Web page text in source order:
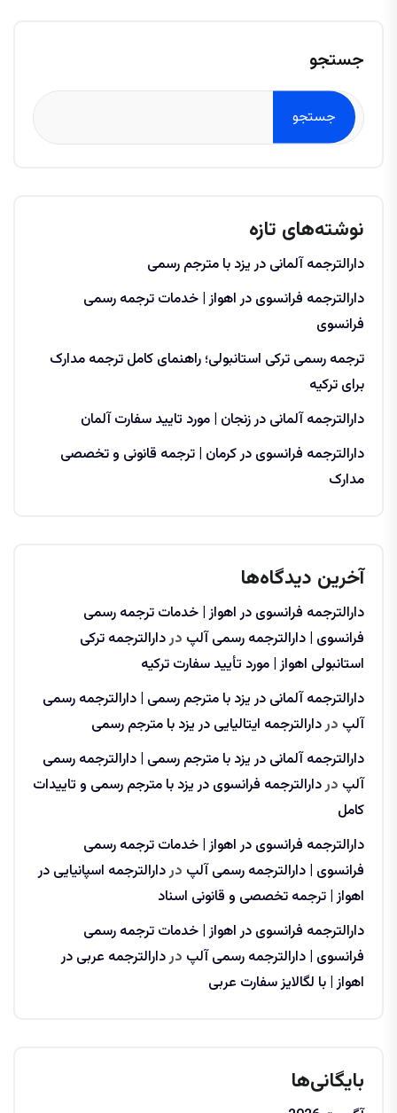
جستجو
جستجو
نوشته‌های تازه
دارالترجمه آلمانی در یزد با مترجم رسمی
دارالترجمه فرانسوی در اهواز | خدمات ترجمه رسمی
فرانسوی
ترجمه رسمی ترکی استانبولی؛ راهنمای کامل ترجمه مدارک
برای ترکیه
دارالترجمه آلمانی در زنجان | مورد تایید سفارت آلمان
دارالترجمه فرانسوی در کرمان | ترجمه قانونی و تخصصی
مدارک
آخرین دیدگاه‌ها
دارالترجمه فرانسوی در اهواز | خدمات ترجمه رسمی
فرانسوی | دارالترجمه رسمی آلپ دردارالترجمه ترکی
استانبولی اهواز | مورد تأیید سفارت ترکیه
دارالترجمه آلمانی در یزد با مترجم رسمی | دارالترجمه رسمی
آلپ دردارالترجمه ایتالیایی در یزد با مترجم رسمی
دارالترجمه آلمانی در یزد با مترجم رسمی | دارالترجمه رسمی
آلپ دردارالترجمه فرانسوی در یزد با مترجم رسمی و تاییدات
کامل
دارالترجمه فرانسوی در اهواز | خدمات ترجمه رسمی
فرانسوی | دارالترجمه رسمی آلپ دردارالترجمه اسپانیایی در
اهواز | ترجمه تخصصی و قانونی اسناد
دارالترجمه فرانسوی در اهواز | خدمات ترجمه رسمی
فرانسوی | دارالترجمه رسمی آلپ دردارالترجمه عربی در
اهواز | با لگالایز سفارت عربی
بایگانی‌ها